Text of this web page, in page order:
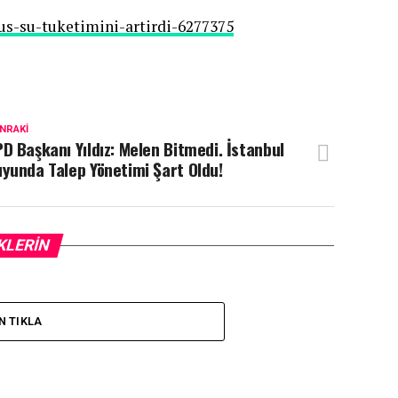
su-tuketimini-artirdi-6277375
Başkanı Yıldız: Melen Bitmedi. İstanbul
Talep Yönetimi Şart Oldu!
TIKLA